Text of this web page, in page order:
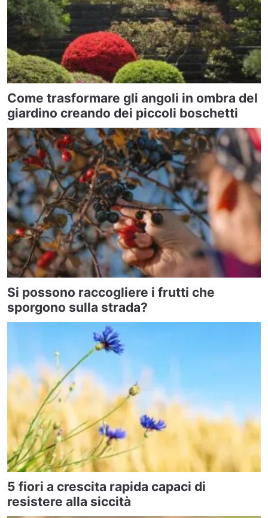
Come trasformare gli angoli in ombra del
giardino creando dei piccoli boschetti
Si possono raccogliere i frutti che
sporgono sulla strada?
5 fiori a crescita rapida capaci di
resistere alla siccità